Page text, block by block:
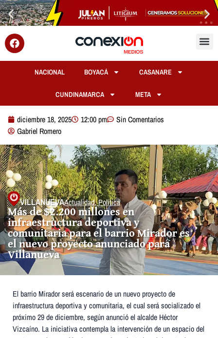
NACIONAL BOYACÁ CASANARE
CUNDINAMARCA META
diciembre 18, 2025 12:00 pm
Sin Comentarios
Gabriel Romero
VILLANUEVAActualidad,Política
Más de $2.200 millones en
infraestructura deportiva y
comunitaria para el barrio Mirador es
el nuevo proyecto anunciado para
Villanueva
El barrio Mirador será escenario de un nuevo proyecto de
infraestructura deportiva y comunitaria, el cual será socializado el
próximo 29 de diciembre, según anunció el alcalde Héctor
Vizcaíno. La iniciativa contempla la intervención de un espacio del